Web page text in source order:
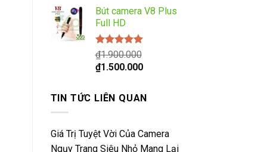
là:
₫1.800.000.
tại
₫1.390.000.
Bút camera V8 Plus
Full HD
Được xếp
hạng5.005
sao
₫1.900.000
Giá
₫1.900.000.
₫1.500.000Giá
là:
TIN TỨC LIÊN QUAN
Giá Trị Tuyệt Vời Của Camera
Ngụy Trang Siêu Nhỏ Mang Lại